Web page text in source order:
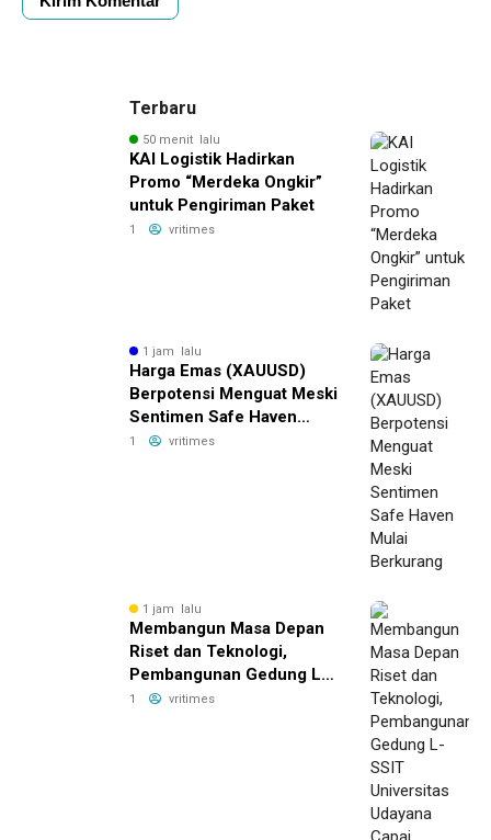
Terbaru
50 menit lalu
KAI Logistik Hadirkan
Promo “Merdeka Ongkir”
untuk Pengiriman Paket
1 vritimes
1 jam lalu
Harga Emas (XAUUSD)
Berpotensi Menguat Meski
Sentimen Safe Haven
Mulai Berkurang
1 vritimes
1 jam lalu
Membangun Masa Depan
Riset dan Teknologi,
Pembangunan Gedung L-
SSIT Universitas Udayana
1 vritimes